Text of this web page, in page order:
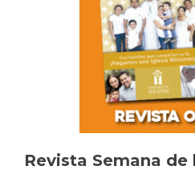
Revista Semana de